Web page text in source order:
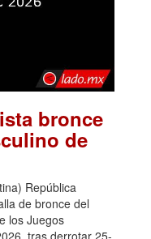
bronce
de
República
de bronce del
los Juegos